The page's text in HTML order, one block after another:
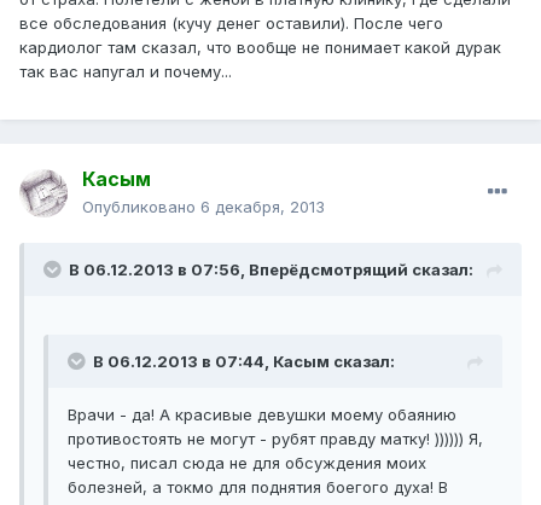
все обследования (кучу денег оставили). После чего
кардиолог там сказал, что вообще не понимает какой дурак
так вас напугал и почему...
Касым
Опубликовано 6 декабря, 2013
В 06.12.2013 в 07:56, Вперёдсмотрящий сказал:
В 06.12.2013 в 07:44, Касым сказал:
Врачи - да! А красивые девушки моему обаянию
противостоять не могут - рубят правду матку! )))))) Я,
честно, писал сюда не для обсуждения моих
болезней, а токмо для поднятия боегого духа! В